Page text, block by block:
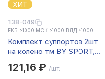
ХИТ
138-049
ЕКБ >1000 МСК >1000 ВЛД >1000
Комплект суппортов 2шт
на колено тм BY SPORT,
7% полиэстер
121,16 ₽ /шт.